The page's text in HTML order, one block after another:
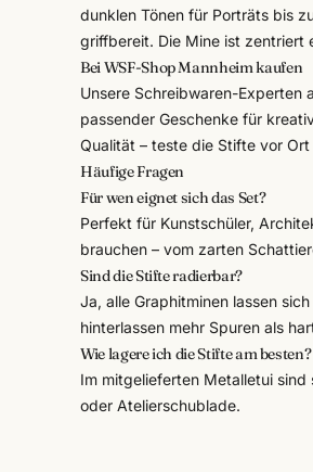
dunklen Tönen für Porträts bis
griffbereit. Die Mine ist zentriert
Bei WSF-Shop Mannheim kaufen
Unsere Schreibwaren-Experten
passender Geschenke für
Qualität – teste die Stifte vor
Häufige Fragen
Für wen eignet sich das Set?
Perfekt für Kunstschüler,
brauchen – vom zarten
Sind die Stifte radierbar?
Ja, alle Graphitminen lassen
hinterlassen mehr Spuren als
Wie lagere ich die Stifte am besten?
Im mitgelieferten Metalletui
oder Atelierschublade.